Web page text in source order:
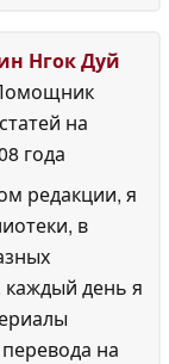
Нгок Дуй
на
года
редакции, я
в
день я
на